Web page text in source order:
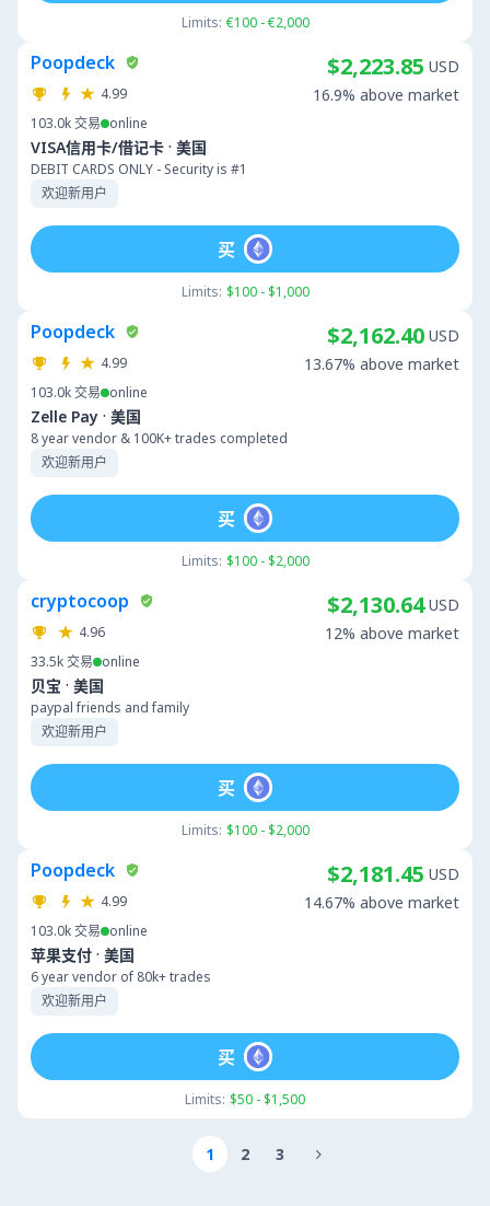
Limits: €100 - €2,000
Poopdeck
4.99
103.0k交易 online
VISA信用卡/借记卡 · 美国
DEBIT CARDS ONLY - Security is #1
欢迎新用户
$2,223.85 USD
16.9% above market
Limits: $100 - $1,000
买
Poopdeck
4.99
103.0k交易 online
Zelle Pay · 美国
8 year vendor & 100K+ trades completed
欢迎新用户
$2,162.40 USD
13.67% above market
Limits: $100 - $2,000
买
cryptocoop
4.96
33.5k交易 online
贝宝 · 美国
paypal friends and family
欢迎新用户
$2,130.64 USD
12% above market
Limits: $100 - $2,000
买
Poopdeck
4.99
103.0k交易 online
苹果支付 · 美国
6 year vendor of 80k+ trades
欢迎新用户
$2,181.45 USD
14.67% above market
Limits: $50 - $1,500
买
1 2 3 